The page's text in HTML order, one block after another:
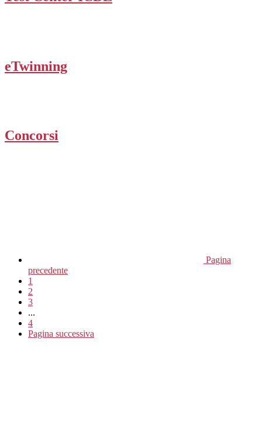
eTwinning
Concorsi
Pagina
precedente
1
2
3
...
4
Pagina successiva